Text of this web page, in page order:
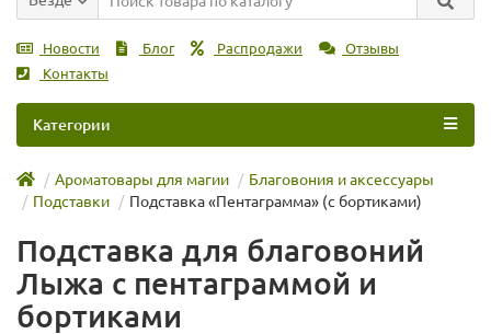
Новости Блог Распродажи
Отзывы
Контакты
Категории
Ароматовары для магии
Благовония и аксессуары
Подставки
Подставка «Пентаграмма» (с бортиками)
Подставка для благовоний
Лыжа с пентаграммой и
бортиками